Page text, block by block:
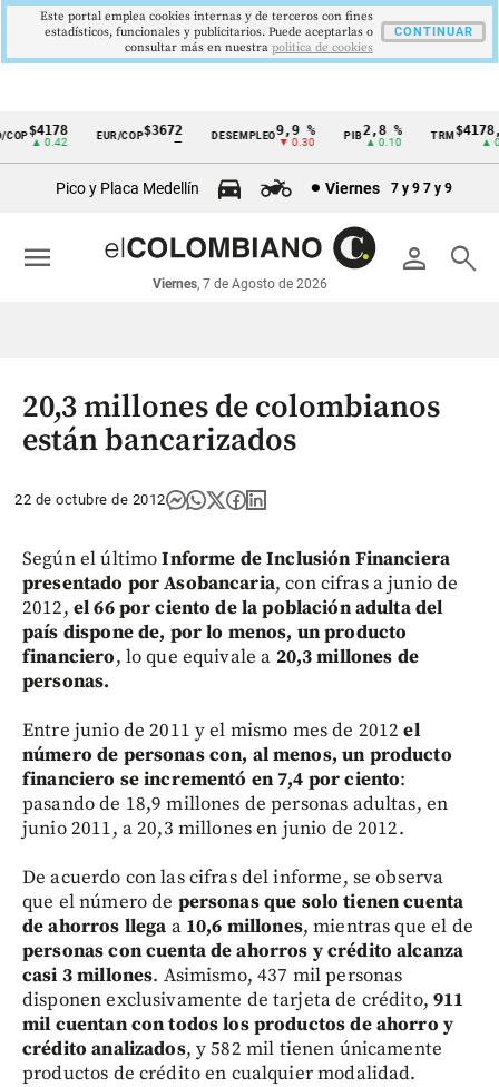
Cintillo
económicos
Colombia
$4178
▲ 0.42
EUR/COP$3672 DESEMPLEO 9,9 %
▼ 0.30
PIB2,8 %
▲ 0.10
TRM
▲
Pico y Placa Medellín Viernes 7 y 9 7 y 9
person search
Viernes, 7 de Agosto de 2026
menu
20,3 millones de colombianos
están bancarizados
22 de octubre de 2012
Según el últimoInforme de Inclusión Financiera
presentado por Asobancaria, con cifras a junio de
2012, el 66 por ciento de la población adulta del
país dispone de, por lo menos, un producto
financiero, lo que equivale a 20,3 millones de
personas.
Entre junio de 2011 y el mismo mes de 2012el
número de personas con, al menos, un producto
financiero se incrementó en 7,4 por ciento:
pasando de 18,9 millones de personas adultas, en
junio 2011, a 20,3 millones en junio de 2012.
De acuerdo con las cifras del informe, se observa
que el número de personas que solo tienen cuenta
de ahorros llega a 10,6 millones, mientras que el de
personas con cuenta de ahorros y crédito alcanza
casi 3 millones. Asimismo, 437 mil personas
disponen exclusivamente de tarjeta de crédito,911
mil cuentan con todos los productos de ahorro y
crédito analizados, y 582 mil tienen únicamente
productos de crédito en cualquier modalidad.
Este portal emplea cookies internas y de terceros con fines
estadísticos, funcionales y publicitarios. Puede aceptarlas o
consultar más en nuestra politica de cookies
CONTINUAR